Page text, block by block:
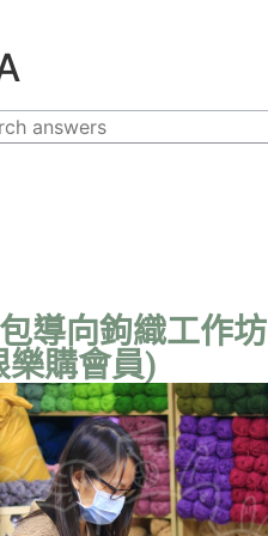
導向鉤織工作坊
樂購會員)